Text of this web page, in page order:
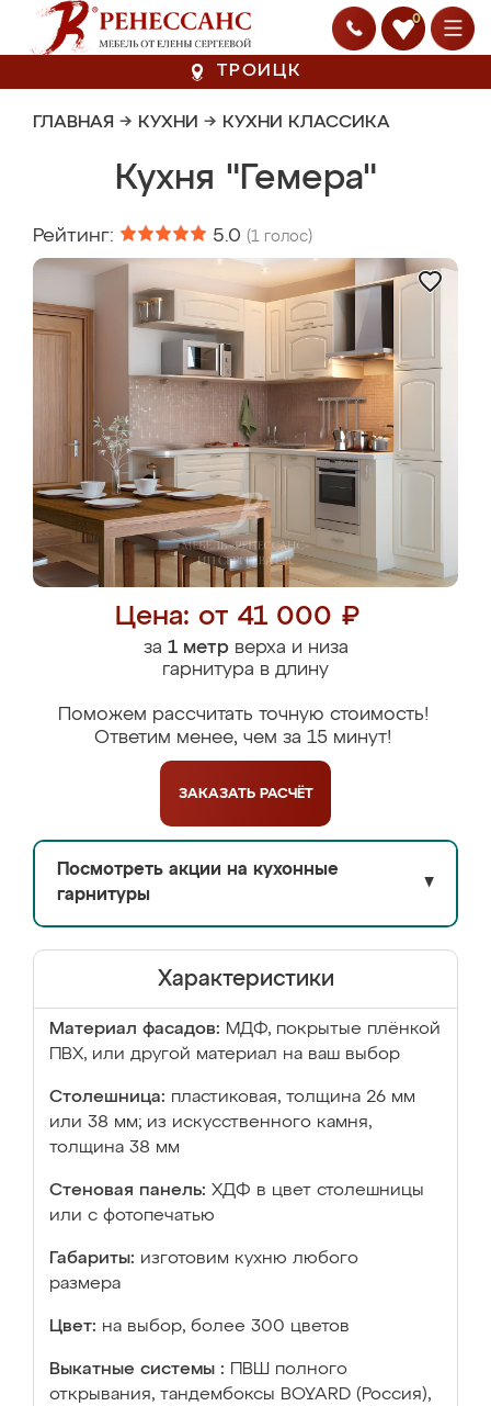
0
ТРОИЦК
ГЛАВНАЯ → КУХНИ → КУХНИ КЛАССИКА
Кухня "Гемера"
Рейтинг: 5.0 (1 голос)
Цена: от 41 000 ₽
за 1 метрверха и низа
гарнитура в длину
Поможем рассчитать точную стоимость!
Ответим менее, чем за 15 минут!
ЗАКАЗАТЬ РАСЧЁТ
Посмотреть акции на кухонные
гарнитуры
▼
Характеристики
Материал фасадов: МДФ, покрытые плёнкой
ПВХ, или другой материал на ваш выбор
Столешница: пластиковая, толщина 26 мм
или 38 мм; из искусственного камня,
толщина 38 мм
Стеновая панель: ХДФ в цвет столешницы
или с фотопечатью
Габариты: изготовим кухню любого
размера
Цвет: на выбор, более 300 цветов
Выкатные системы :
ПВШ полного
открывания, тандембоксы BOYARD (Россия),